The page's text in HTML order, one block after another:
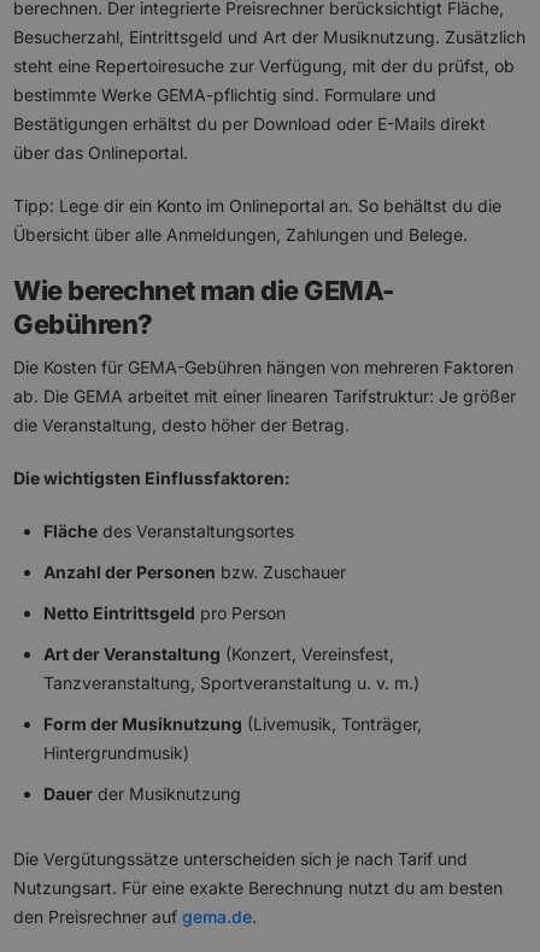
berechnen. Der integrierte Preisrechner berücksichtigt Fläche,
Besucherzahl, Eintrittsgeld und Art der Musiknutzung. Zusätzlich
steht eine Repertoiresuche zur Verfügung, mit der du prüfst, ob
bestimmte Werke GEMA-pflichtig sind. Formulare und
Bestätigungen erhältst du per Download oder E-Mails direkt
über das Onlineportal.
Tipp: Lege dir ein Konto im Onlineportal an. So behältst du die
Übersicht über alle Anmeldungen, Zahlungen und Belege.
Wie berechnet man die GEMA-
Gebühren?
Die Kosten für GEMA-Gebühren hängen von mehreren Faktoren
ab. Die GEMA arbeitet mit einer linearen Tarifstruktur: Je größer
die Veranstaltung, desto höher der Betrag.
Die wichtigsten Einflussfaktoren:
Fläche des Veranstaltungsortes
Anzahl der Personen bzw. Zuschauer
Netto Eintrittsgeld pro Person
Art der Veranstaltung (Konzert, Vereinsfest,
Tanzveranstaltung, Sportveranstaltung u. v. m.)
Form der Musiknutzung (Livemusik, Tonträger,
Hintergrundmusik)
Dauer der Musiknutzung
Die Vergütungssätze unterscheiden sich je nach Tarif und
Nutzungsart. Für eine exakte Berechnung nutzt du am besten
den Preisrechner aufgema.de.